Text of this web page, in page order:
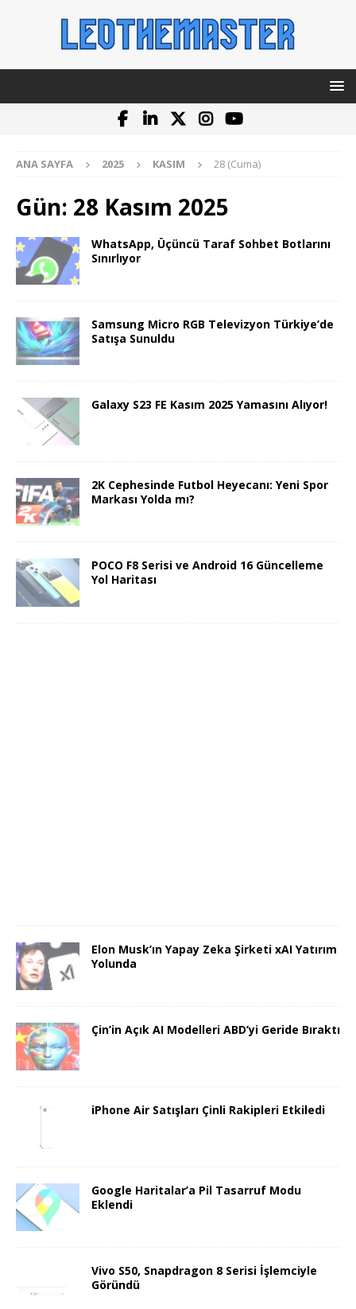
ANA SAYFA 2025 KASIM 28 (Cuma)
Gün: 28 Kasım 2025
WhatsApp, Üçüncü Taraf Sohbet Botlarını
Sınırlıyor
Samsung Micro RGB Televizyon Türkiye’de
Satışa Sunuldu
Galaxy S23 FE Kasım 2025 Yamasını Alıyor!
2K Cephesinde Futbol Heyecanı: Yeni Spor
Markası Yolda mı?
POCO F8 Serisi ve Android 16 Güncelleme
Yol Haritası
Elon Musk’ın Yapay Zeka Şirketi xAI Yatırım
Yolunda
Çin’in Açık AI Modelleri ABD’yi Geride Bıraktı
iPhone Air Satışları Çinli Rakipleri Etkiledi
Google Haritalar’a Pil Tasarruf Modu
Eklendi
Vivo S50, Snapdragon 8 Serisi İşlemciyle
Göründü